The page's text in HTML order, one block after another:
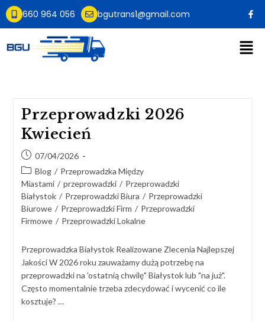
660 964 056 bgutrans1@gmail.com
Przeprowadzki 2026
Kwiecień
07/04/2026
Blog / Przeprowadzka Między
Miastami / przeprowadzki / Przeprowadzki
Białystok / Przeprowadzki Biura / Przeprowadzki
Biurowe / Przeprowadzki Firm / Przeprowadzki
Firmowe / Przeprowadzki Lokalne
Przeprowadzka Białystok Realizowane Zlecenia Najlepszej
Jakości W 2026 roku zauważamy dużą potrzebę na
przeprowadzki na 'ostatnią chwilę" Białystok lub "na już".
Często momentalnie trzeba zdecydować i wycenić co ile
kosztuje? …